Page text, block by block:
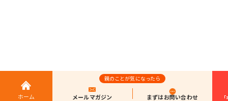
ホーム
親のことが気になったら
メールマガジン まずはお問い合わせ